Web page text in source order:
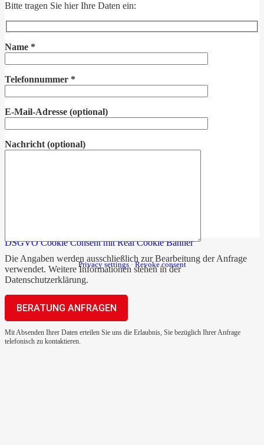
Bitte tragen Sie hier Ihre Daten ein:
Name *
Telefonnummer *
E-Mail-Adresse (optional)
Nachricht (optional)
Die Angaben werden ausschließlich zur Bearbeitung der Anfrage
verwendet. Weitere Informationen stehen in der
Datenschutzerklärung.
Mit Absenden Ihrer Daten erteilen Sie uns die Erlaubnis, Sie bezüglich Ihrer Anfrage
telefonisch zu kontaktieren.
DSGVO Cookie Consent mit Real Cookie Banner
Privacy settings ·Revoke consent